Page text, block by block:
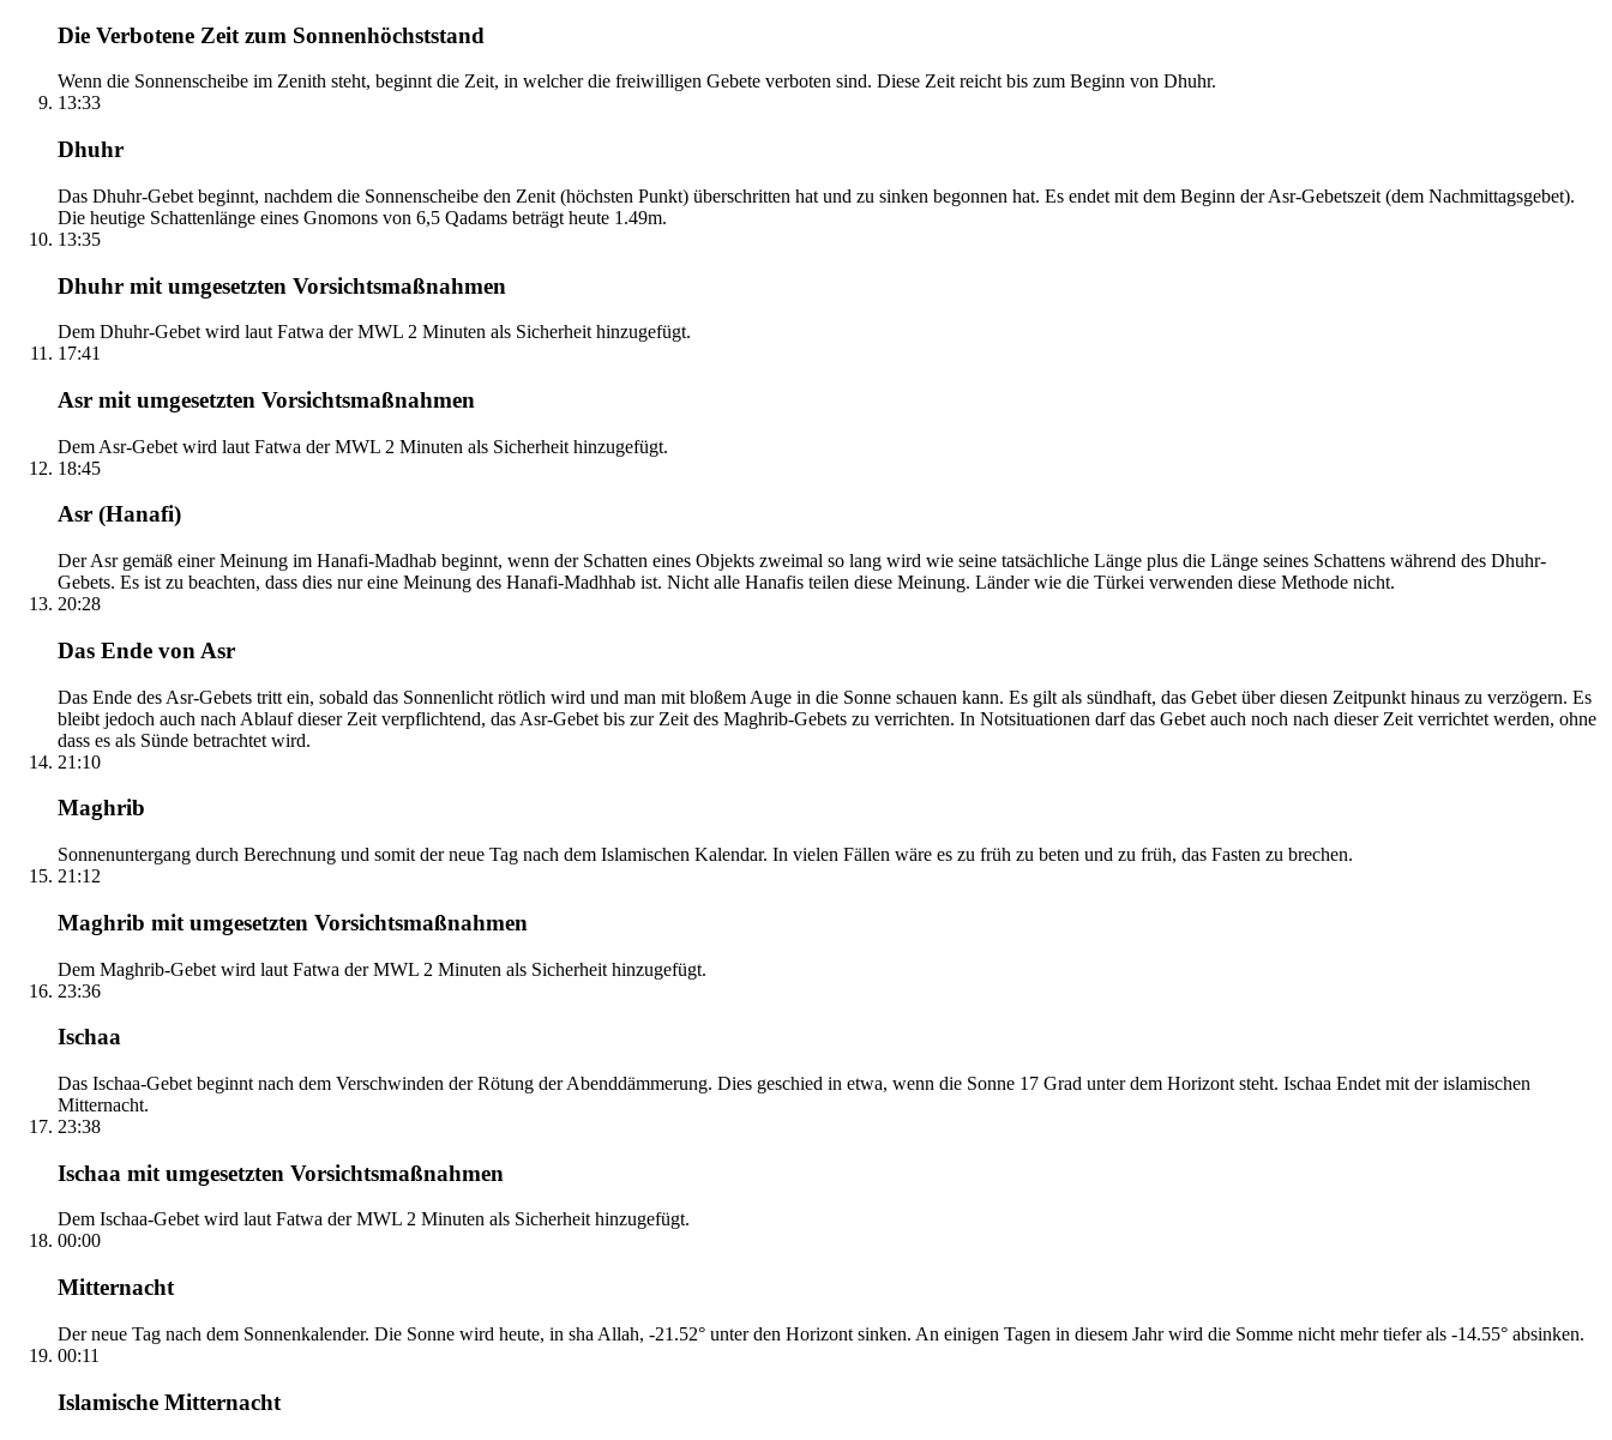
Die Verbotene Zeit zum Sonnenhöchststand
Wenn die Sonnenscheibe im Zenith steht, beginnt die Zeit, in welcher die freiwilligen Gebete verboten sind. Diese Zeit reicht bis zum Beginn von Dhuhr.
13:33
Dhuhr
Das Dhuhr-Gebet beginnt, nachdem die Sonnenscheibe den Zenit (höchsten Punkt) überschritten hat und zu sinken begonnen hat. Es endet mit dem Beginn der Asr-Gebetszeit (dem Nachmittagsgebet).
Die heutige Schattenlänge eines Gnomons von 6,5 Qadams beträgt heute 1.49m.
13:35
Dhuhr mit umgesetzten Vorsichtsmaßnahmen
Dem Dhuhr-Gebet wird laut Fatwa der MWL 2 Minuten als Sicherheit hinzugefügt.
17:41
Asr mit umgesetzten Vorsichtsmaßnahmen
Dem Asr-Gebet wird laut Fatwa der MWL 2 Minuten als Sicherheit hinzugefügt.
18:45
Asr (Hanafi)
Der Asr gemäß einer Meinung im Hanafi-Madhab beginnt, wenn der Schatten eines Objekts zweimal so lang wird wie seine tatsächliche Länge plus die Länge seines Schattens während des Dhuhr-
Gebets. Es ist zu beachten, dass dies nur eine Meinung des Hanafi-Madhhab ist. Nicht alle Hanafis teilen diese Meinung. Länder wie die Türkei verwenden diese Methode nicht.
20:28
Das Ende von Asr
Das Ende des Asr-Gebets tritt ein, sobald das Sonnenlicht rötlich wird und man mit bloßem Auge in die Sonne schauen kann. Es gilt als sündhaft, das Gebet über diesen Zeitpunkt hinaus zu verzögern. Es
bleibt jedoch auch nach Ablauf dieser Zeit verpflichtend, das Asr-Gebet bis zur Zeit des Maghrib-Gebets zu verrichten. In Notsituationen darf das Gebet auch noch nach dieser Zeit verrichtet werden, ohne
dass es als Sünde betrachtet wird.
21:10
Maghrib
Sonnenuntergang durch Berechnung und somit der neue Tag nach dem Islamischen Kalendar. In vielen Fällen wäre es zu früh zu beten und zu früh, das Fasten zu brechen.
21:12
Maghrib mit umgesetzten Vorsichtsmaßnahmen
Dem Maghrib-Gebet wird laut Fatwa der MWL 2 Minuten als Sicherheit hinzugefügt.
23:36
Ischaa
Das Ischaa-Gebet beginnt nach dem Verschwinden der Rötung der Abenddämmerung. Dies geschied in etwa, wenn die Sonne 17 Grad unter dem Horizont steht. Ischaa Endet mit der islamischen
Mitternacht.
23:38
Ischaa mit umgesetzten Vorsichtsmaßnahmen
Dem Ischaa-Gebet wird laut Fatwa der MWL 2 Minuten als Sicherheit hinzugefügt.
00:00
Mitternacht
Der neue Tag nach dem Sonnenkalender. Die Sonne wird heute, in sha Allah, -21.52° unter den Horizont sinken. An einigen Tagen in diesem Jahr wird die Somme nicht mehr tiefer als -14.55° absinken.
00:11
Islamische Mitternacht